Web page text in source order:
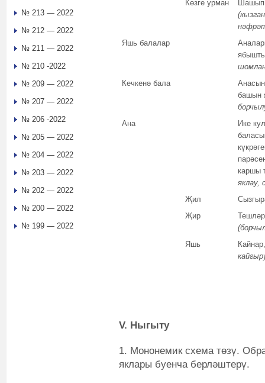
Көзге урман
Яшь балалар
Кечкенә бала
башын
Ана
Ике
каршы
яклау,
Җил
Җир
Яшь
V. Ныгыту
1. Мононемик схема төзү.
яклары буенча берләштерү.
№ 213 — 2022
№ 212 — 2022
№ 211 — 2022
№ 210 -2022
№ 209 — 2022
№ 207 — 2022
№ 206 -2022
№ 205 — 2022
№ 204 — 2022
№ 203 — 2022
№ 202 — 2022
№ 200 — 2022
№ 199 — 2022